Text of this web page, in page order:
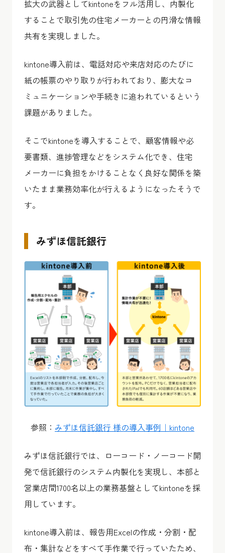
拡大の武器としてkintoneをフル活用し、内製化
することで取引先の住宅メーカーとの円滑な情報
共有を実現しました。
kintone導入前は、電話対応や来店対応のたびに
紙の帳票のやり取りが行われており、膨大なコ
ミュニケーションや手続きに追われているという
課題がありました。
そこでkintoneを導入することで、顧客情報や必
要書類、進捗管理などをシステム化でき、住宅
メーカーに負担をかけることなく良好な関係を築
いたまま業務効率化が行えるようになったそうで
す。
みずほ信託銀行
参照： みずほ信託銀行 様の導入事例｜kintone
みずほ信託銀行では、ローコード・ノーコード開
発で信託銀行のシステム内製化を実現し、本部と
営業店間1700名以上の業務基盤としてkintoneを採
用しています。
kintone導入前は、報告用Excelの作成・分割・配
布・集計などをすべて手作業で行っていたため、